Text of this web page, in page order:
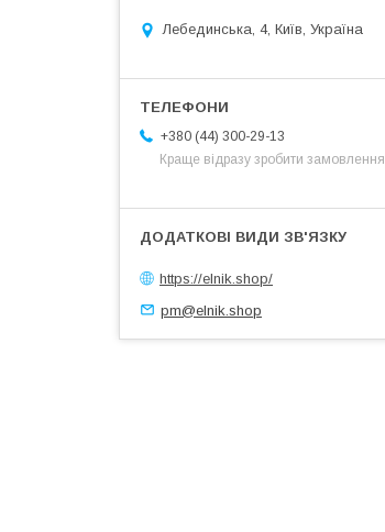
Лебединська, 4, Київ, Україна
+380 (44) 300-29-13
Краще відразу зробити замовлення
https://elnik.shop/
pm@elnik.shop